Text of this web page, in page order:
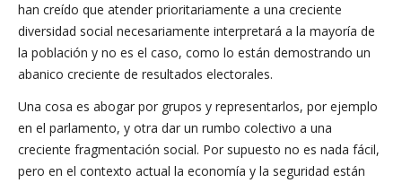
han creído que atender prioritariamente a una creciente
diversidad social necesariamente interpretará a la mayoría de
la población y no es el caso, como lo están demostrando un
abanico creciente de resultados electorales.
Una cosa es abogar por grupos y representarlos, por ejemplo
en el parlamento, y otra dar un rumbo colectivo a una
creciente fragmentación social. Por supuesto no es nada fácil,
pero en el contexto actual la economía y la seguridad están